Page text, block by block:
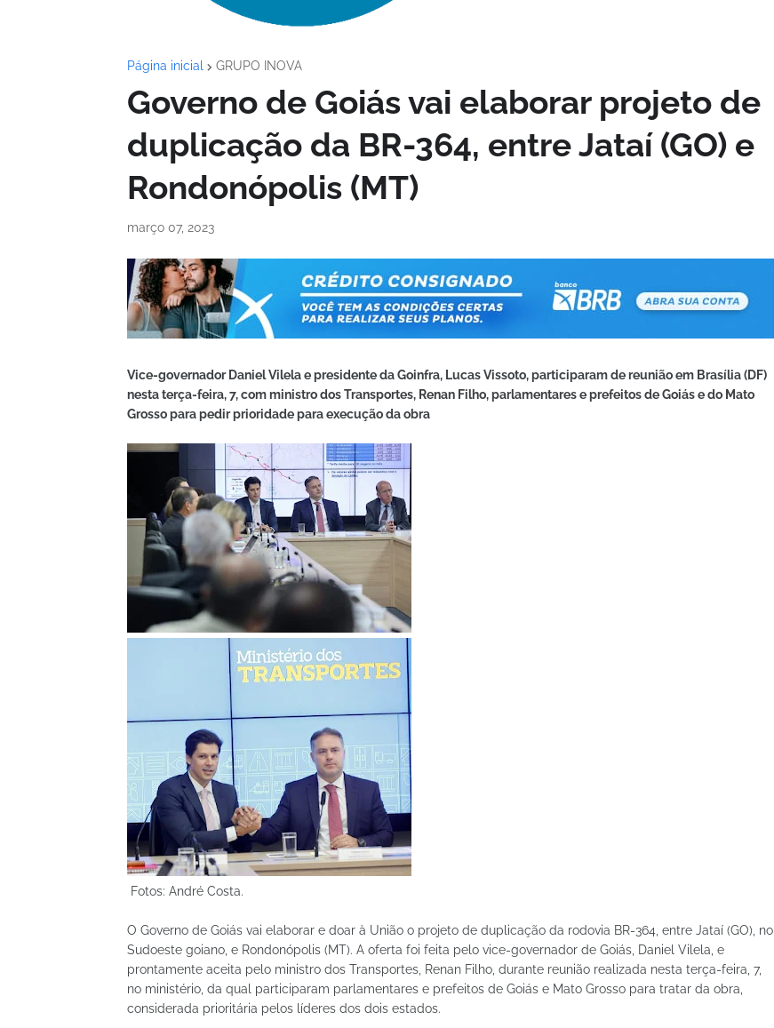
Página inicial GRUPO INOVA
Governo de Goiás vai elaborar projeto de
duplicação da BR-364, entre Jataí (GO) e
Rondonópolis (MT)
março 07, 2023
Vice-governador Daniel Vilela e presidente da Goinfra, Lucas Vissoto, participaram de reunião em Brasília (DF)
nesta terça-feira, 7, com ministro dos Transportes, Renan Filho, parlamentares e prefeitos de Goiás e do Mato
Grosso para pedir prioridade para execução da obra
Fotos: André Costa.
O Governo de Goiás vai elaborar e doar à União o projeto de duplicação da rodovia BR-364, entre Jataí (GO), no
Sudoeste goiano, e Rondonópolis (MT). A oferta foi feita pelo vice-governador de Goiás, Daniel Vilela, e
prontamente aceita pelo ministro dos Transportes, Renan Filho, durante reunião realizada nesta terça-feira, 7,
no ministério, da qual participaram parlamentares e prefeitos de Goiás e Mato Grosso para tratar da obra,
considerada prioritária pelos líderes dos dois estados.